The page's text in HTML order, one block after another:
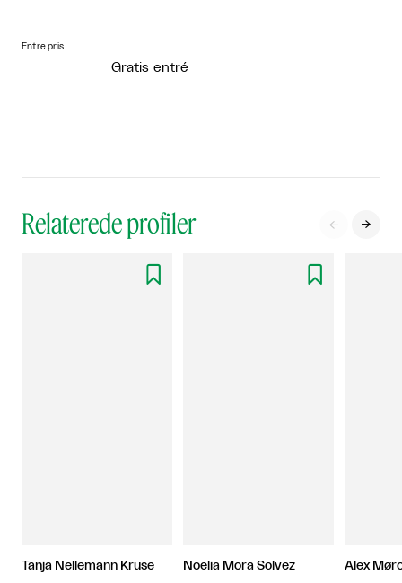
Entre pris
Gratis entré
Relaterede profiler  

Tanja Nellemann Kruse

Noelia Mora Solvez Alex